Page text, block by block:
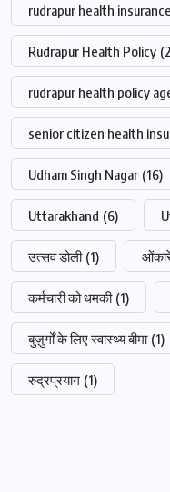
rudrapur health insurance
Rudrapur Health Policy
rudrapur health policy
senior citizen health
Udham Singh Nagar (16)
Uttarakhand (6)
उत्सव डोली (1)
कर्मचारी को धमकी (1)
बुज़ुर्गों के लिए स्वास्थ्य बीमा (1)
रुद्रप्रयाग (1)